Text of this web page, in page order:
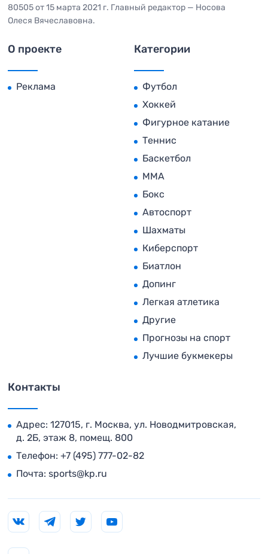
80505 от 15 марта 2021 г. Главный редактор — Носова
Олеся Вячеславовна.
О проекте
Реклама
Категории
Футбол
Хоккей
Фигурное катание
Теннис
Баскетбол
MMA
Бокс
Автоспорт
Шахматы
Киберспорт
Биатлон
Допинг
Легкая атлетика
Другие
Прогнозы на спорт
Лучшие букмекеры
Контакты
Адрес: 127015, г. Москва, ул. Новодмитровская,
д. 2Б, этаж 8, помещ. 800
Телефон: +7 (495) 777-02-82
Почта: sports@kp.ru